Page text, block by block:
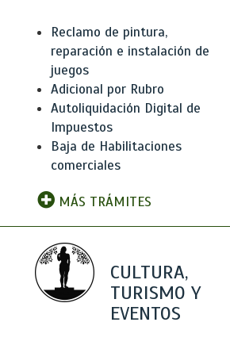
Reclamo de pintura,
reparación e instalación de
juegos
Adicional por Rubro
Autoliquidación Digital de
Impuestos
Baja de Habilitaciones
comerciales
MÁS TRÁMITES
CULTURA,
TURISMO Y
EVENTOS